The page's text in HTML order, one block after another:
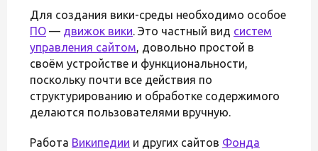
Для создания вики-среды необходимо особое
ПО — движок вики. Это частный вид систем
управления сайтом, довольно простой в
своём устройстве и функциональности,
поскольку почти все действия по
структурированию и обработке содержимого
делаются пользователями вручную.
Работа Википедии и других сайтов Фонда